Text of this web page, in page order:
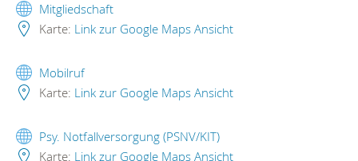
Mitgliedschaft
Karte: Link zur Google Maps Ansicht
Mobilruf
Karte: Link zur Google Maps Ansicht
Psy. Notfallversorgung (PSNV/KIT)
Karte: Link zur Google Maps Ansicht